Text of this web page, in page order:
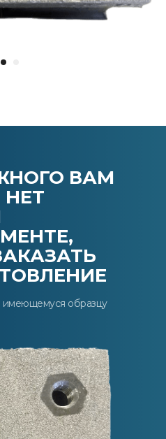
ВАМ
имеющемуся образцу